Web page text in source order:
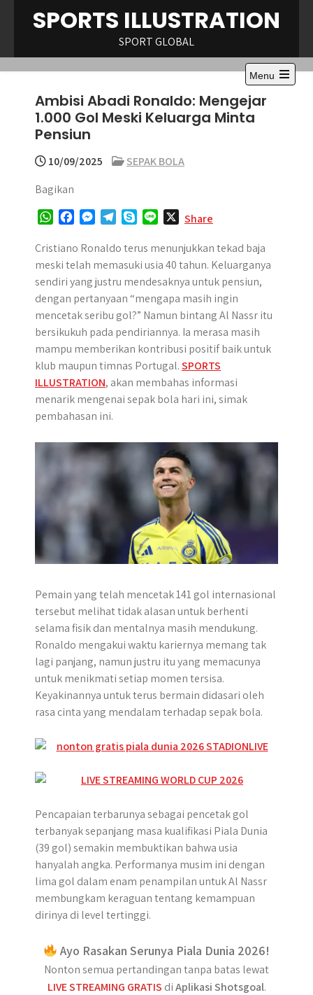
SPORTS ILLUSTRATION
SPORT GLOBAL
Menu
Open
Ambisi Abadi Ronaldo: Mengejar
1.000 Gol Meski Keluarga Minta
Pensiun
10/09/2025
SEPAK BOLA
Bagikan
W
a
t
s
A
p
c
e
b
o
o
s
s
e
n
g
r
l
e
g
r
m
y
p
e
n
e
Share
Cristiano Ronaldo terus menunjukkan tekad baja
meski telah memasuki usia 40 tahun. Keluarganya
sendiri yang justru mendesaknya untuk pensiun,
dengan pertanyaan “mengapa masih ingin
mencetak seribu gol?” Namun bintang Al Nassr itu
bersikukuh pada pendiriannya. Ia merasa masih
mampu memberikan kontribusi positif baik untuk
klub maupun timnas Portugal.SPORTS
ILLUSTRATION, akan membahas informasi
menarik mengenai sepak bola hari ini, simak
pembahasan ini.
Pemain yang telah mencetak 141 gol internasional
tersebut melihat tidak alasan untuk berhenti
selama fisik dan mentalnya masih mendukung.
Ronaldo mengakui waktu kariernya memang tak
lagi panjang, namun justru itu yang memacunya
untuk menikmati setiap momen tersisa.
Keyakinannya untuk terus bermain didasari oleh
rasa cinta yang mendalam terhadap sepak bola.
Pencapaian terbarunya sebagai pencetak gol
terbanyak sepanjang masa kualifikasi Piala Dunia
(39 gol) semakin membuktikan bahwa usia
hanyalah angka. Performanya musim ini dengan
lima gol dalam enam penampilan untuk Al Nassr
membungkam keraguan tentang kemampuan
dirinya di level tertinggi.
Ayo Rasakan Serunya Piala Dunia 2026!
Nonton semua pertandingan tanpa batas lewat
LIVE STREAMING GRATIS diAplikasi Shotsgoal.